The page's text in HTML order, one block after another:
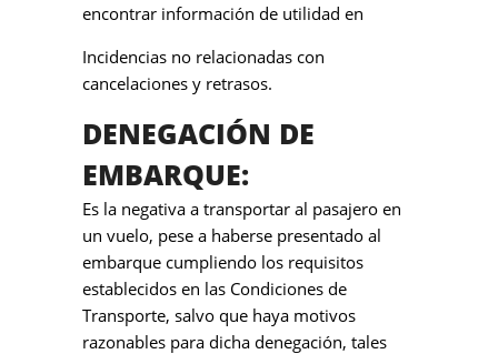
encontrar información de utilidad en
Incidencias no relacionadas con
cancelaciones y retrasos.
DENEGACIÓN DE
EMBARQUE:
Es la negativa a transportar al pasajero en
un vuelo, pese a haberse presentado al
embarque cumpliendo los requisitos
establecidos en las Condiciones de
Transporte, salvo que haya motivos
razonables para dicha denegación, tales